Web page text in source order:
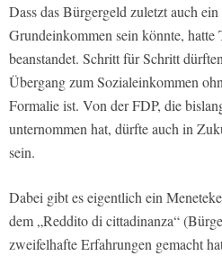
Dass das Bürgergeld zuletzt auch
Grundeinkommen sein könnte, hatte
beanstandet. Schritt für Schritt
Übergang zum Sozialeinkommen
Formalie ist. Von der FDP, die
unternommen hat, dürfte auch in
sein.
Dabei gibt es eigentlich ein
dem „Reddito di cittadinanza“
zweifelhafte Erfahrungen gemacht